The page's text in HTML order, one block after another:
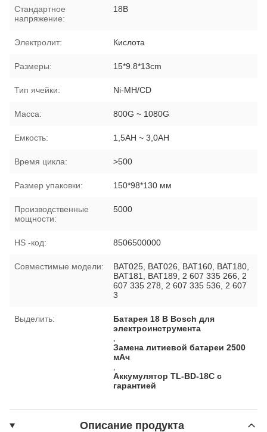
Стандартное
напряжение:
18В
Электролит: Кислота
Размеры: 15*9.8*13cm
Тип ячейки: Ni-MH/CD
Масса: 800G ~ 1080G
Емкость: 1,5AH ~ 3,0AH
Время цикла: >500
Размер упаковки: 150*98*130 мм
Производственные
мощности:
5000
HS -код: 8506500000
Совместимые модели:
BAT025, BAT026, BAT160, BAT180,
BAT181, BAT189, 2 607 335 266, 2
607 335 278, 2 607 335 536, 2 607
3
Выделить:
Батарея 18 В Bosch для
электроинструмента
Замена литиевой батареи 2500
мАч
Аккумулятор TL-BD-18C с
гарантией
Описание продукта